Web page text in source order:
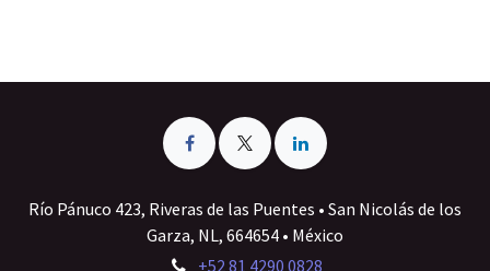
Río Pánuco 423, Riveras de las Puentes • San Nicolás de los
Garza, NL, 664654 • México
+52 81 4290 0828